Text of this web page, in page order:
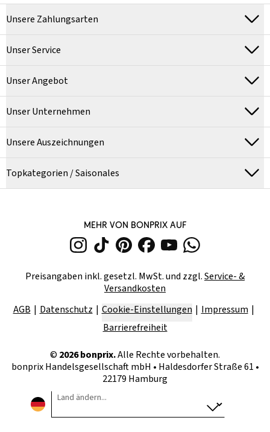
Unsere Zahlungsarten
Unser Service
Unser Angebot
Unser Unternehmen
Unsere Auszeichnungen
Topkategorien / Saisonales
MEHR VON BONPRIX AUF
Preisangaben inkl. gesetzl. MwSt. und zzgl.Service- &
Versandkosten
AGB
Datenschutz Cookie-Einstellungen
Impressum
Barrierefreiheit
© 2026bonprix.Alle Rechte vorbehalten.
bonprix Handelsgesellschaft mbH • Haldesdorfer Straße 61 •
22179 Hamburg
Land ändern...